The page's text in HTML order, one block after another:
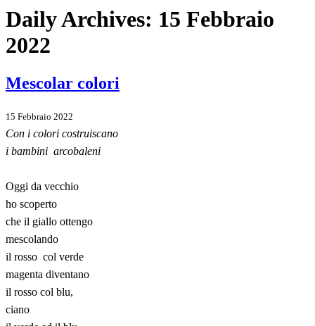
Daily Archives: 15 Febbraio
2022
Mescolar colori
15 Febbraio 2022
Con i colori costruiscano
i bambini arcobaleni
Oggi da vecchio
ho scoperto
che il giallo ottengo
mescolando
il rosso col verde
magenta diventano
il rosso col blu,
ciano